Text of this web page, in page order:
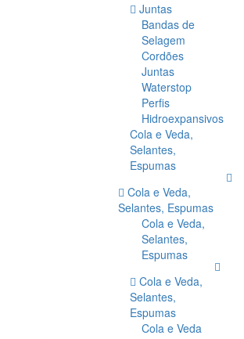
Juntas
Bandas de
Selagem
Cordões
Juntas
Waterstop
Perfis
Hidroexpansivos
Cola e Veda,
Selantes,
Espumas
Cola e Veda,
Selantes, Espumas
Cola e Veda,
Selantes,
Espumas
Cola e Veda,
Selantes,
Espumas
Cola e Veda